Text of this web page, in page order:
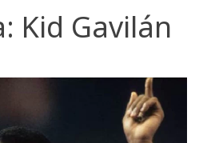
Kid Gavilán